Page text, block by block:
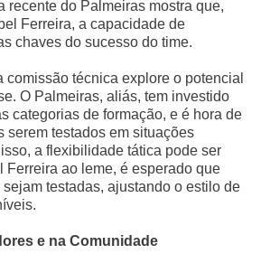
recente do Palmeiras mostra que,
Ferreira, a capacidade de
chaves do sucesso do time.
comissão técnica explore o potencial
O Palmeiras, aliás, tem investido
categorias de formação, e é hora de
serem testados em situações
a flexibilidade tática pode ser
Ferreira ao leme, é esperado que
testadas, ajustando o estilo de
e na Comunidade